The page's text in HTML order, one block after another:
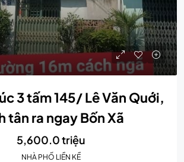
3 tấm 145/ Lê Văn Quới,
tân ra ngay Bốn Xã
5,600.0 triệu
NHÀ PHỐ LIỀN KỀ